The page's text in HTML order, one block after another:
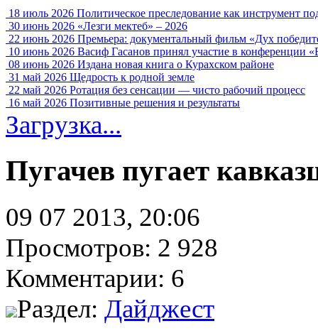
18 июль 2026 Политическое преследование как инструмент
30 июнь 2026 «Лезги мектеб» – 2026
22 июнь 2026 Премьера: документальный фильм «Дух
10 июнь 2026 Васиф Гасанов принял участие в конференции
08 июнь 2026 Издана новая книга о Курахском районе
31 май 2026 Щедрость к родной земле
22 май 2026 Ротация без сенсации — чисто рабочий процесс
16 май 2026 Позитивные решения и результаты
Загрузка...
Пугачев пугает
09 07 2013, 20:06
Просмотров: 2 928
Комментарии: 6
Раздел: Дайджест